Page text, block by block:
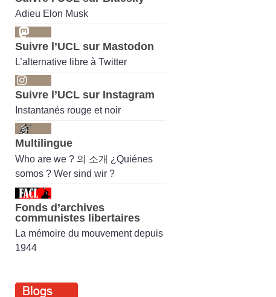
Adieu Elon Musk
Suivre l’UCL sur Mastodon
L’alternative libre à Twitter
Suivre l’UCL sur Instagram
Instantanés rouge et noir
Multilingue
Who are we ? 의 소개 ¿Quiénes
somos ? Wer sind wir ?
Fonds d’archives
communistes libertaires
La mémoire du mouvement depuis
1944